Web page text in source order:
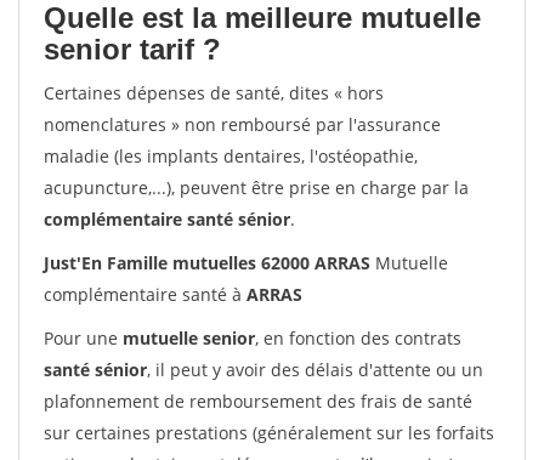
Quelle est la meilleure mutuelle
senior tarif ?
Certaines dépenses de santé, dites « hors
nomenclatures » non remboursé par l'assurance
maladie (les implants dentaires, l'ostéopathie,
acupuncture,...), peuvent être prise en charge par la
complémentaire santé sénior.
Just'En Famille mutuelles 62000 ARRAS Mutuelle
complémentaire santé à ARRAS
Pour une mutuelle senior, en fonction des contrats
santé sénior, il peut y avoir des délais d'attente ou un
plafonnement de remboursement des frais de santé
sur certaines prestations (généralement sur les forfaits